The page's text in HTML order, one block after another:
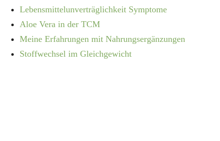
Lebensmittelunverträglichkeit Symptome
Aloe Vera in der TCM
Meine Erfahrungen mit Nahrungsergänzungen
Stoffwechsel im Gleichgewicht